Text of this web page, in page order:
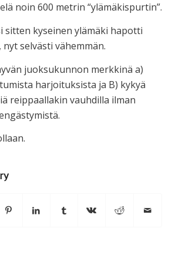
noin 600 metrin “ylämäkispurtin”.
sitten kyseinen ylämäki hapotti
selvästi vähemmän.
juoksukunnon merkkinä a)
harjoituksista ja B) kykyä
reippaallakin vauhdilla ilman